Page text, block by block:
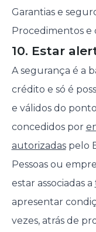
Garantias e
Procedimentos e
10. Estar
A segurança é a
crédito e só é
e válidos do
concedidos por
autorizadaspelo
Pessoas ou
estar associadas a
apresentar
vezes, atrás de